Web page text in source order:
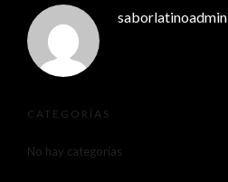
saborlatinoadmin
CATEGORÍAS
No hay categorías